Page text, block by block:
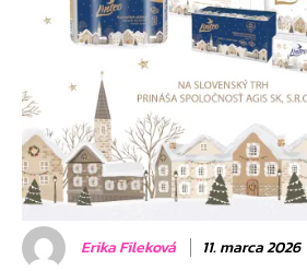
Erika Fileková 11. marca 2026